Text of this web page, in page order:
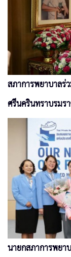
สภาการพยาบาล
ศรีนครินทราบรมร
นายกสภาการพยา